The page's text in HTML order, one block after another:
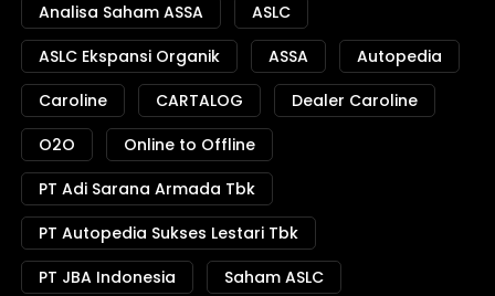
Analisa Saham ASSA
ASLC
ASLC Ekspansi Organik
ASSA
Autopedia
Caroline
CARTALOG
Dealer Caroline
O2O
Online to Offline
PT Adi Sarana Armada Tbk
PT Autopedia Sukses Lestari Tbk
PT JBA Indonesia
Saham ASLC